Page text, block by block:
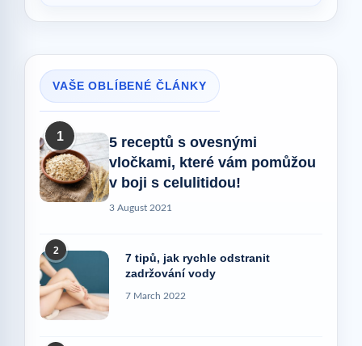
VAŠE OBLÍBENÉ ČLÁNKY
1
5 receptů s ovesnými
vločkami, které vám pomůžou
v boji s celulitidou!
3 August 2021
2
7 tipů, jak rychle odstranit
zadržování vody
7 March 2022